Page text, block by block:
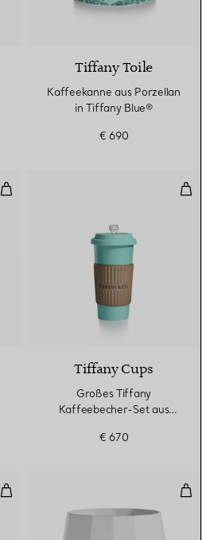
Tiffany Toile
Kaffeekanne aus Porzellan
in Tiffany Blue®
€ 690
Tasse und Untertasse aus
2 Farben
Tiffany Cups
Großes Tiffany
Kaffeebecher-Set aus
€ 670
Große konische Vase aus